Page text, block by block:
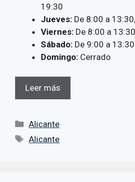
19:30
Jueves: De 8:00 a
Viernes: De 8:00 a
Sábado: De 9:00 a 13:30
Domingo: Cerrado
Leer más
Categorías
Alicante
Etiquetas
Alicante